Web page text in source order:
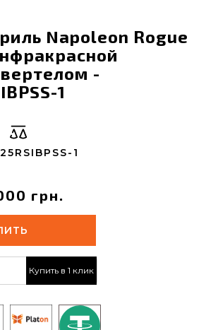
Napoleon Rogue
-
1
1
грн.
Купить в 1 клик